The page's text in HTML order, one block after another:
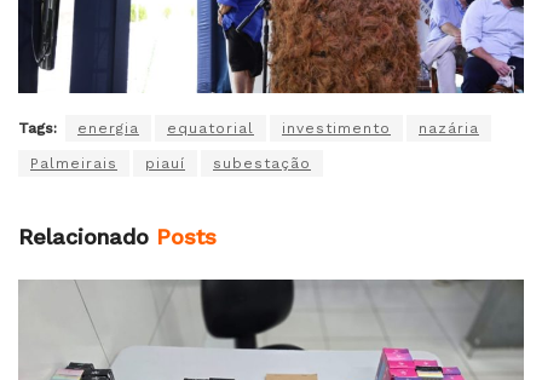
Tags: energia equatorial investimento nazária
Palmeirais piauí subestação
Relacionado Posts